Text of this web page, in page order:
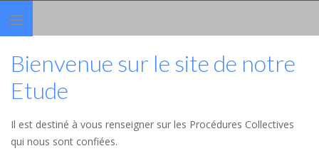
Toggle
navigation
Bienvenue sur le site de notre
Etude
Il est destiné à vous renseigner sur les Procédures Collectives
qui nous sont confiées.